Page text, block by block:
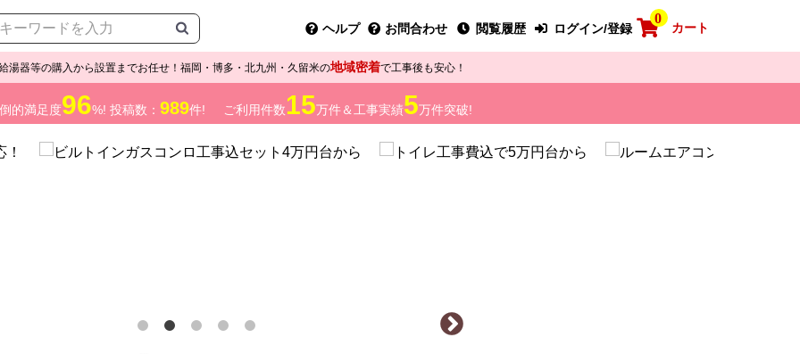
ヘルプ お問合わせ 閲覧履歴 ログイン/登録
0
カート
湯器等の購入から設置までお任せ！福岡・博多・北九州・久留米の地域密着で工事後も安心！
的満足度96%! 投稿数： 989件! ご利用件数15万件＆工事実績5万件突破!